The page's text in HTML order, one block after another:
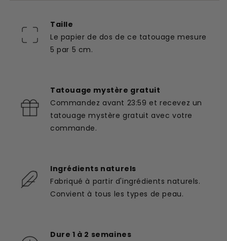
Taille
Le papier de dos de ce tatouage mesure
5 par 5 cm.
Tatouage mystère gratuit
Commandez avant 23:59 et recevez un
tatouage mystère gratuit avec votre
commande.
Ingrédients naturels
Fabriqué à partir d'ingrédients naturels.
Convient à tous les types de peau.
Dure 1 à 2 semaines